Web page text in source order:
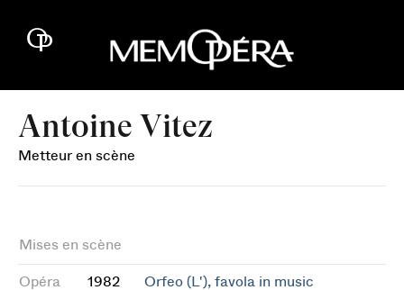
Antoine Vitez
Metteur en scène
Mises en scène
Opéra 1982 Orfeo (L'), favola in music